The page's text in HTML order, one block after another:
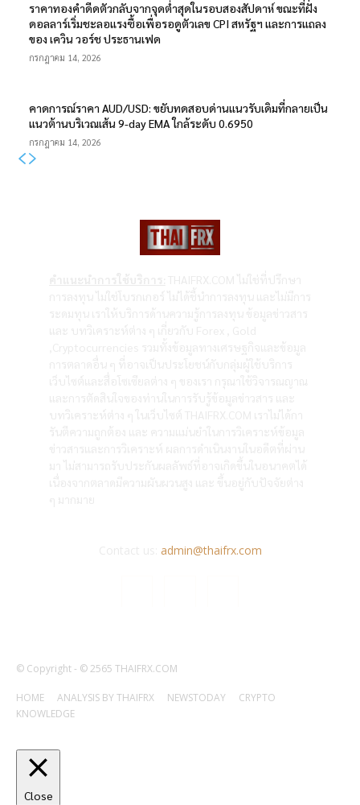
ราคาทองคำดีดตัวกลับจากจุดต่ำสุดในรอบสองสัปดาห์ ขณะที่ฝั่ง
ดอลลาร์เริ่มชะลอแรงซื้อเพื่อรอดูตัวเลข CPI สหรัฐฯ และการแถลง
ของ เควิน วอร์ช ประธานเฟด
กรกฎาคม 14, 2026
คาดการณ์ราคา AUD/USD: ขยับทดสอบด่านแนวรับเดิมที่กลายเป็น
แนวต้านบริเวณเส้น 9-day EMA ใกล้ระดับ 0.6950
กรกฎาคม 14, 2026
admin@thaifrx.com
© Copyright - © 2565 THAIFRX.COM
HOME ANALYSIS BY THAIFRX NEWSTODAY
CRYPTO
KNOWLEDGE
Close